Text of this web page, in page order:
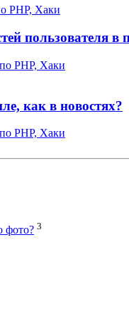
PHP, Хаки
пользователя в
PHP, Хаки
как в новостях?
PHP, Хаки
фото? 3